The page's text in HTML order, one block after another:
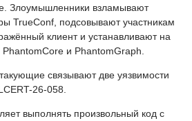
Злоумышленники взламывают
TrueConf, подсовывают участникам
клиент и устанавливают на
PhantomCore и PhantomGraph.
связывают две уязвимости
26-058.
выполнять произвольный код с